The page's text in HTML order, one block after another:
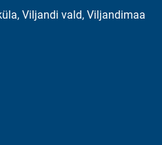
Viljandi vald, Viljandimaa